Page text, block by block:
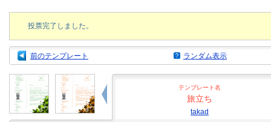
投票完了しました。
前のテンプレート ランダム表示
テンプレート名
旅立ち
takad